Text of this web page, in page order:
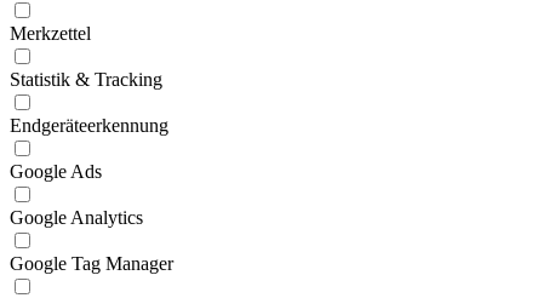
Merkzettel
Statistik & Tracking
Endgeräteerkennung
Google Ads
Google Analytics
Google Tag Manager